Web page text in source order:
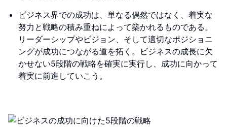
ビジネス界での成功は、単なる偶然ではなく、着実な
努力と戦略の積み重ねによって築かれるものである。
リーダーシップやビジョン、そして適切なポジショニ
ングが成功につながる道を拓く。ビジネスの成長に欠
かせない5段階の戦略を確実に実行し、成功に向かって
着実に前進していこう。